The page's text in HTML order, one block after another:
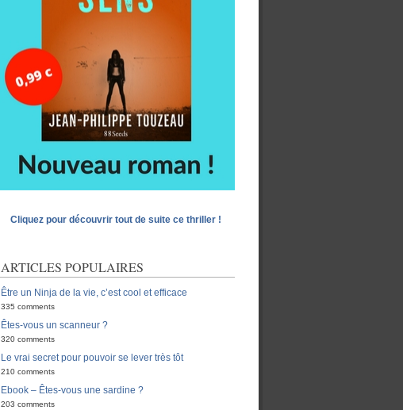
Cliquez pour découvrir tout de suite ce thriller !
ARTICLES POPULAIRES
Être un Ninja de la vie, c’est cool et efficace
335 comments
Êtes-vous un scanneur ?
320 comments
Le vrai secret pour pouvoir se lever très tôt
210 comments
Ebook – Êtes-vous une sardine ?
203 comments